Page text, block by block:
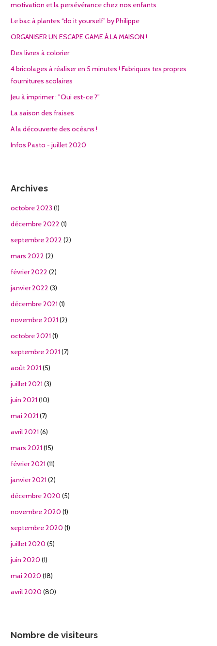
motivation et la persévérance chez nos enfants
Le bac à plantes “do it yourself” by Philippe
ORGANISER UN ESCAPE GAME À LA MAISON !
Des livres à colorier
4 bricolages à réaliser en 5 minutes ! Fabriques tes propres
fournitures scolaires
Jeu à imprimer : "Qui est-ce ?"
La saison des fraises
A la découverte des océans !
Infos Pasto - juillet 2020
Archives
octobre 2023 (1)
décembre 2022 (1)
septembre 2022 (2)
mars 2022 (2)
février 2022 (2)
janvier 2022 (3)
décembre 2021 (1)
novembre 2021 (2)
octobre 2021 (1)
septembre 2021 (7)
août 2021 (5)
juillet 2021 (3)
juin 2021 (10)
mai 2021 (7)
avril 2021 (6)
mars 2021 (15)
février 2021 (11)
janvier 2021 (2)
décembre 2020 (5)
novembre 2020 (1)
septembre 2020 (1)
juillet 2020 (5)
juin 2020 (1)
mai 2020 (18)
avril 2020 (80)
Nombre de visiteurs